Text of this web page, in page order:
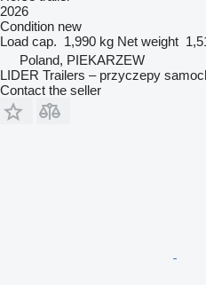
2026
Condition new
Load cap. 1,990 kg Net weight
Poland, PIEKARZEW
LIDER Trailers – przyczepy
Contact the seller